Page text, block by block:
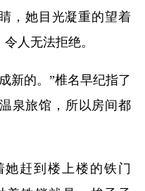
，她目光凝重的望着
人无法拒绝。
新的。”椎名早纪指了
泉旅馆，所以房间都
赶到楼上楼的铁门